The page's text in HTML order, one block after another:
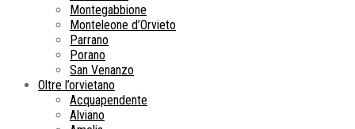
Montegabbione
Monteleone d’Orvieto
Parrano
Porano
San Venanzo
Oltre l’orvietano
Acquapendente
Alviano